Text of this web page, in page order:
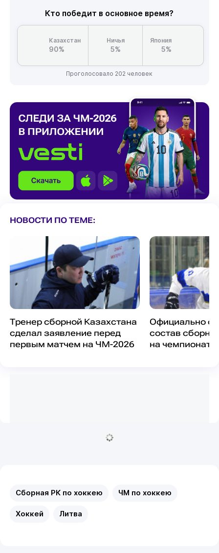
Кто победит в основное время?
Казахстан
90%
Ничья
5%
Япония
5%
Проголосовало 202 человек
НОВОСТИ ПО ТЕМЕ:
Тренер сборной Казахстана
сделал заявление перед
первым матчем на ЧМ-2026
Официально
состав
на чемпионат
Сборная РК по хоккею ЧМ по хоккею
Хоккей Литва